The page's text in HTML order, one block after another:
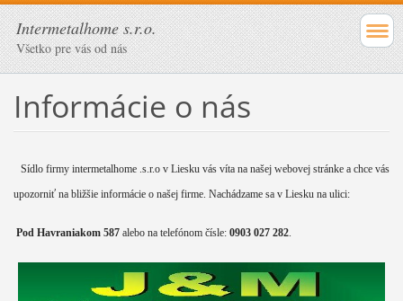
Intermetalhome s.r.o.
Všetko pre vás od nás
Informácie o nás
Sídlo firmy intermetalhome .s.r.o v Liesku vás víta na našej webovej stránke a chce vás
upozorniť na bližšie informácie o našej firme. Nachádzame sa v Liesku na ulici:
Pod Havraniakom 587alebo na telefónom čísle: 0903 027 282.